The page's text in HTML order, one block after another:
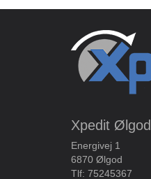
Xpedit Ølgod
Energivej 1
6870 Ølgod
Tlf: 75245367